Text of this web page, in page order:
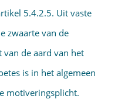
5.4.2.5. Uit vaste
zwaarte van de
de aard van het
is in het algemeen
motiveringsplicht.